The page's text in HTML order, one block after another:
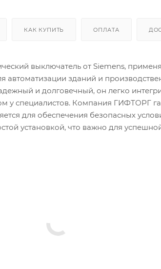
КАК КУПИТЬ ОПЛАТА
выключатель от Siemens,
автоматизации зданий и
и долговечный, он легко
у специалистов. Компания ГИФТОРГ
для обеспечения безопасных
установкой, что важно для